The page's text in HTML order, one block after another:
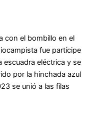
con el bombillo en el
fue partícipe
escuadra eléctrica y se
por la hinchada azul
se unió a las filas